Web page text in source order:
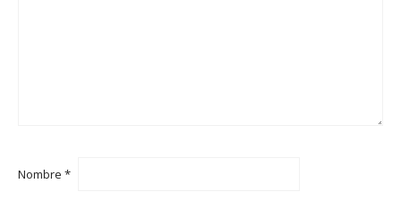
Nombre *